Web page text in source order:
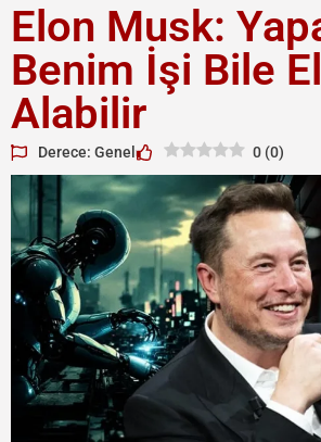
Elon Musk:
Benim İşi Bile
Alabilir
Derece: Genel 0 (0)